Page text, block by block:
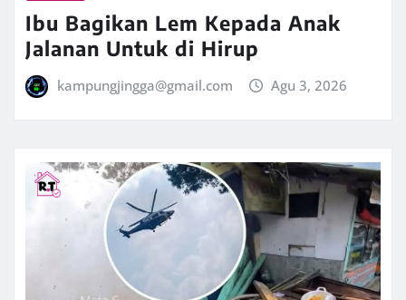
Ibu Bagikan Lem Kepada Anak
Jalanan Untuk di Hirup
kampungjingga@gmail.com Agu 3, 2026